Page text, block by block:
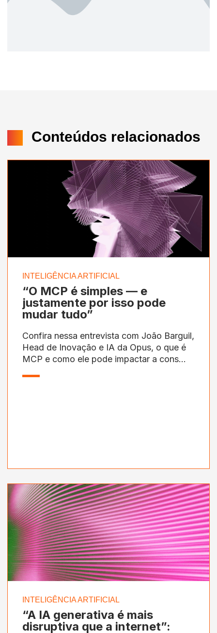
Conteúdos relacionados
INTELIGÊNCIA ARTIFICIAL
“O MCP é simples — e
justamente por isso pode
mudar tudo”
Confira nessa entrevista com João Barguil,
Head de Inovação e IA da Opus, o que é
MCP e como ele pode impactar a cons...
INTELIGÊNCIA ARTIFICIAL
“A IA generativa é mais
disruptiva que a internet”: